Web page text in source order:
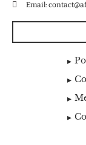
Email: